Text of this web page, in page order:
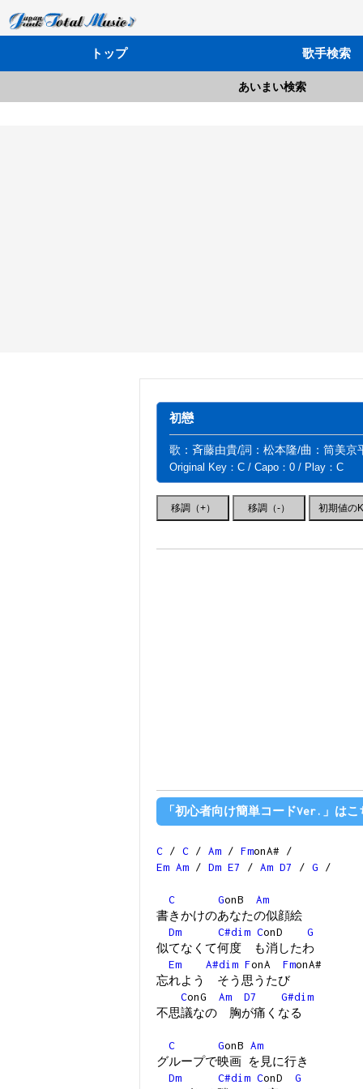
トップ 歌手検索
あいまい検索
初戀
歌：斉藤由貴/詞：松本隆/曲：筒美京
Original Key：C / Capo：0 / Play：C
「初心者向け簡単コードVer.」はこ
C / C / Am / FmonA# /
Em Am / Dm E7 / Am D7 / G /
C GonB Am
書きかけのあなたの似顔絵
Dm
C#dim ConD G
似てなくて何度 も消したわ
Em
A#dim FonA FmonA#
忘れよう そう思うたび
ConG Am D7
G#dim
不思議なの 胸が痛くなる
C GonB Am
グループで映画 を見に行き
Dm
C#dim ConD G